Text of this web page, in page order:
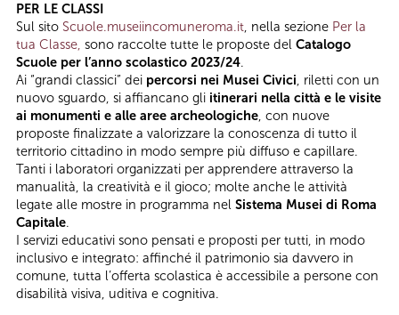
PER LE CLASSI
Sul sito Scuole.museiincomuneroma.it, nella sezione Per la
tua Classe, sono raccolte tutte le proposte del Catalogo
Scuole per l’anno scolastico 2023/24.
Ai “grandi classici” dei percorsi nei Musei Civici, riletti con un
nuovo sguardo, si affiancano gli itinerari nella città e le visite
ai monumenti e alle aree archeologiche, con nuove
proposte finalizzate a valorizzare la conoscenza di tutto il
territorio cittadino in modo sempre più diffuso e capillare.
Tanti i laboratori organizzati per apprendere attraverso la
manualità, la creatività e il gioco; molte anche le attività
legate alle mostre in programma nel Sistema Musei di Roma
Capitale.
I servizi educativi sono pensati e proposti per tutti, in modo
inclusivo e integrato: affinché il patrimonio sia davvero in
comune, tutta l’offerta scolastica è accessibile a persone con
disabilità visiva, uditiva e cognitiva.